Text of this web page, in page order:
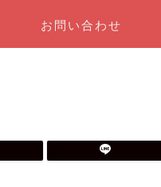
お問い合わせ